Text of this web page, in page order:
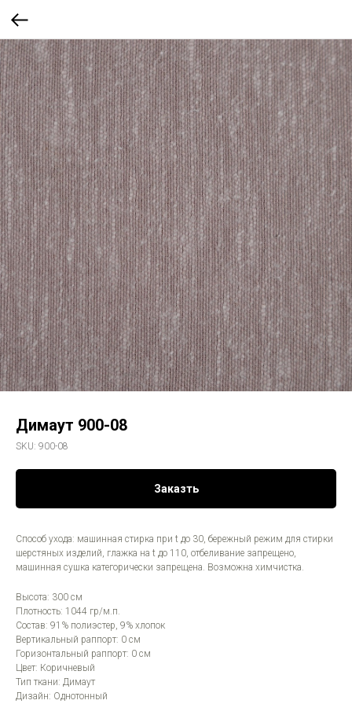
Димаут 900-08
SKU: 900-08
Заказть
Способ ухода: машинная стирка при t до 30, бережный режим для стирки
шерстяных изделий, глажка на t до 110, отбеливание запрещено,
машинная сушка категорически запрещена. Возможна химчистка.
Высота: 300 см
Плотность: 1044 гр/м.п.
Состав: 91% полиэстер, 9% хлопок
Вертикальный раппорт: 0 см
Горизонтальный раппорт: 0 см
Цвет: Коричневый
Тип ткани: Димаут
Дизайн: Однотонный